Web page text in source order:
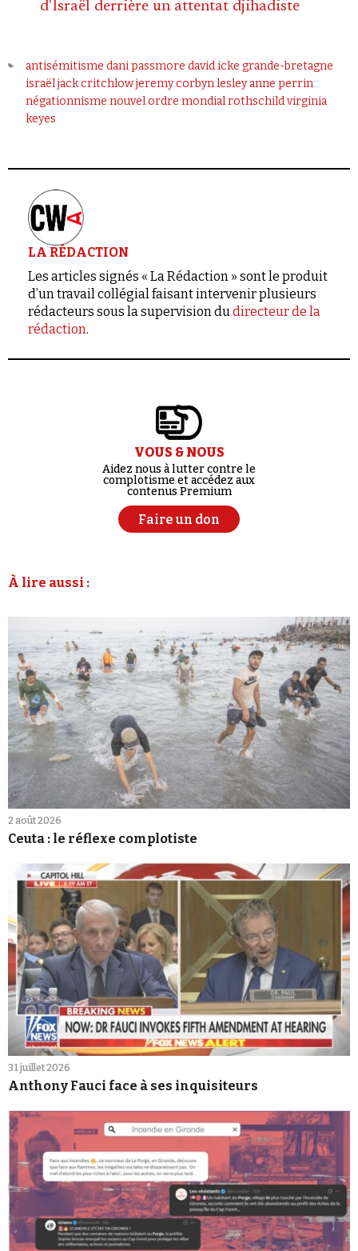
d'Israël derrière un attentat djihadiste
antisémitisme dani passmore david icke grande-bretagne
israëljack critchlowjeremy corbynlesley anne perrin
négationnisme nouvel ordre mondialrothschildvirginia
keyes
LA RÉDACTION
Les articles signés « La Rédaction » sont le produit
d’un travail collégial faisant intervenir plusieurs
rédacteurs sous la supervision dudirecteur de la
rédaction.
VOUS & NOUS
Aidez nous à lutter contre le
complotisme et accédez aux
contenus Premium
Faire un don
À lire aussi :
2 août 2026
Ceuta : le réflexe complotiste
31 juillet 2026
Anthony Fauci face à ses inquisiteurs